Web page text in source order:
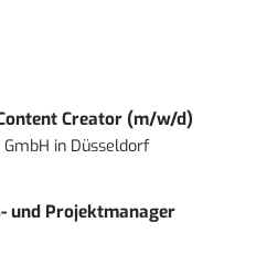
Creator (m/w/d)
in Düsseldorf
und Projektmanager